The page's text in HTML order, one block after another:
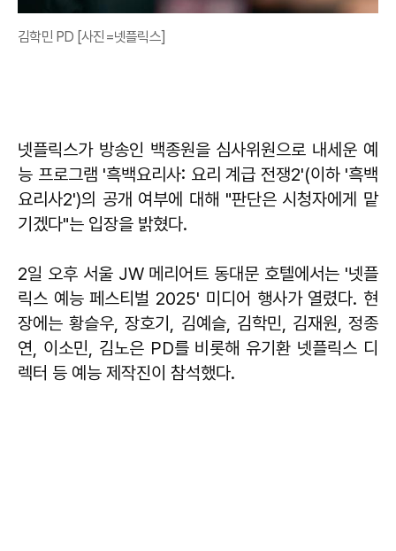
김학민 PD [사진=넷플릭스]
넷플릭스가 방송인 백종원을 심사위원으로 내세운 예
능 프로그램 '흑백요리사: 요리 계급 전쟁2'(이하 '흑백
요리사2')의 공개 여부에 대해 "판단은 시청자에게 맡
기겠다"는 입장을 밝혔다.
2일 오후 서울 JW 메리어트 동대문 호텔에서는 '넷플
릭스 예능 페스티벌 2025' 미디어 행사가 열렸다. 현
장에는 황슬우, 장호기, 김예슬, 김학민, 김재원, 정종
연, 이소민, 김노은 PD를 비롯해 유기환 넷플릭스 디
렉터 등 예능 제작진이 참석했다.